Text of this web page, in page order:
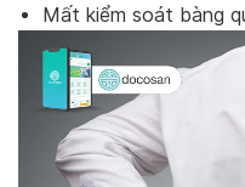
Mất kiểm soát bàng